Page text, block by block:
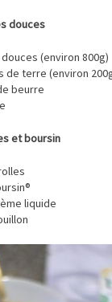
douces
(environ 800g)
de terre (environ
beurre
et boursin
liquide